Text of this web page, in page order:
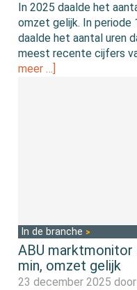
In 2025 daalde het
omzet gelijk. In periode
daalde het aantal uren
meest recente cijfers
meer …]
In de branche
ABU marktmonitor
min, omzet gelijk
23 december 2025 door